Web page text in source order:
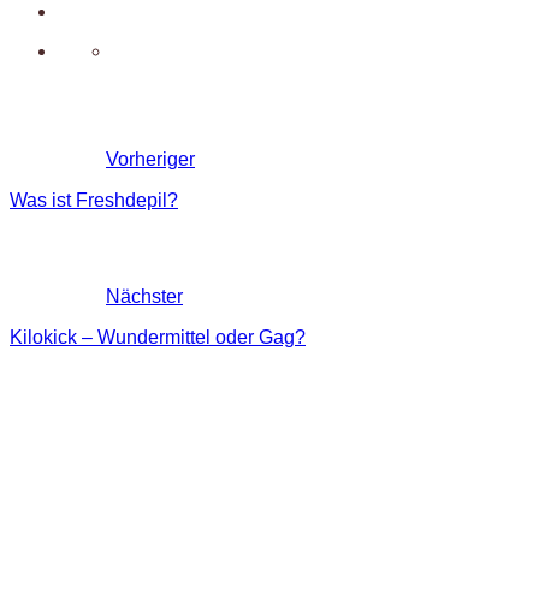
Vorheriger
Was ist Freshdepil?
Nächster
Kilokick – Wundermittel oder Gag?